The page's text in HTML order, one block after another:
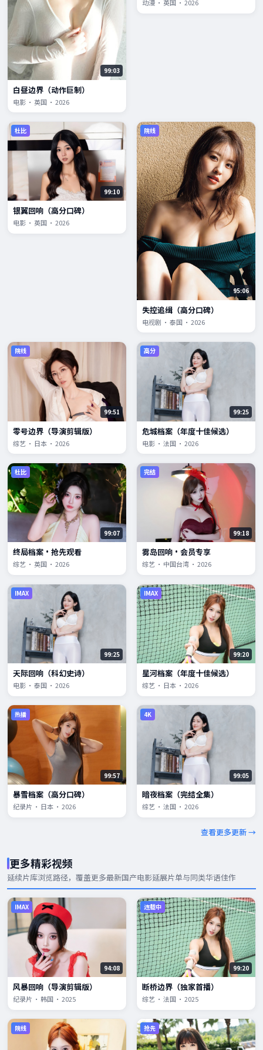
99:03
白昼边界（动作巨制）
电影 · 英国 · 2026
动漫 · 英国 · 2026
杜比
99:10
银翼回响（高分口碑）
电影 · 英国 · 2026
院线
95:06
失控追缉（高分口碑）
电视剧 · 泰国 · 2026
院线
99:51
零号边界（导演剪辑版）
综艺 · 日本 · 2026
高分
99:25
危城档案（年度十佳候选）
电影 · 法国 · 2026
杜比
99:07
终局档案·抢先观看
综艺 · 英国 · 2026
完结
99:18
雾岛回响·会员专享
综艺 · 中国台湾 · 2026
IMAX
99:25
天际回响（科幻史诗）
电影 · 泰国 · 2026
IMAX
99:20
星河档案（年度十佳候选）
综艺 · 日本 · 2026
热播
99:57
暴雪档案（高分口碑）
纪录片 · 日本 · 2026
4K
99:05
暗夜档案（完结全集）
综艺 · 法国 · 2026
查看更多更新 →
更多精彩视频
延续片库浏览路径，覆盖更多最新国产电影延展片单与同类华语佳作
IMAX
94:08
风暴回响（导演剪辑版）
纪录片 · 韩国 · 2025
连载中
99:20
断桥边界（独家首播）
综艺 · 法国 · 2025
院线 抢先